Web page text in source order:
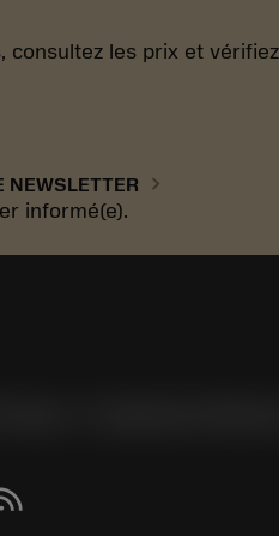
consultez les prix et
NEWSLETTER chevron_right
informé(e).